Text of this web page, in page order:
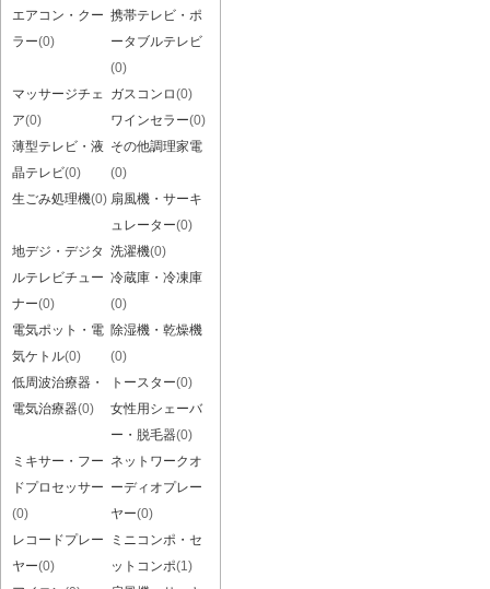
エアコン・クー
ラー(0)
携帯テレビ・ポ
ータブルテレビ
(0)
マッサージチェ
ア(0)
ガスコンロ(0)
ワインセラー(0)
薄型テレビ・液
晶テレビ(0)
その他調理家電
(0)
生ごみ処理機(0) 扇風機・サーキ
ュレーター(0)
地デジ・デジタ
ルテレビチュー
ナー(0)
洗濯機(0)
冷蔵庫・冷凍庫
(0)
電気ポット・電
気ケトル(0)
除湿機・乾燥機
(0)
低周波治療器・
電気治療器(0)
トースター(0)
女性用シェーバ
ー・脱毛器(0)
ミキサー・フー
ドプロセッサー
(0)
ネットワークオ
ーディオプレー
ヤー(0)
レコードプレー
ヤー(0)
ミニコンポ・セ
ットコンポ(1)